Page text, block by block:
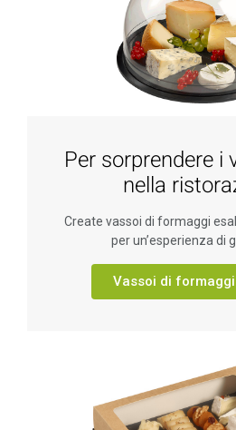
Per sorprendere i
nella
Create vassoi di formaggi
per un’esperienza di
Vassoi di